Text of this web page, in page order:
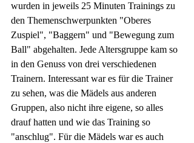
wurden in jeweils 25 Minuten Trainings zu
den Themenschwerpunkten "Oberes
Zuspiel", "Baggern" und "Bewegung zum
Ball" abgehalten. Jede Altersgruppe kam so
in den Genuss von drei verschiedenen
Trainern. Interessant war es für die Trainer
zu sehen, was die Mädels aus anderen
Gruppen, also nicht ihre eigene, so alles
drauf hatten und wie das Training so
"anschlug". Für die Mädels war es auch